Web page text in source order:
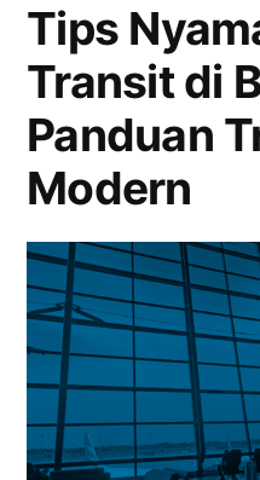
Anda
Tips
Transit di
Panduan
Modern